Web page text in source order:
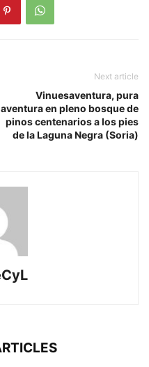
Next article
Vinuesaventura, pura
aventura en pleno bosque de
pinos centenarios a los pies
de la Laguna Negra (Soria)